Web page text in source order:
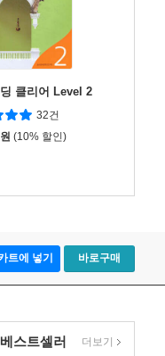
클리어 Level 2
32건
원 (10% 할인)
트에 넣기 바로구매
스트셀러 더보기